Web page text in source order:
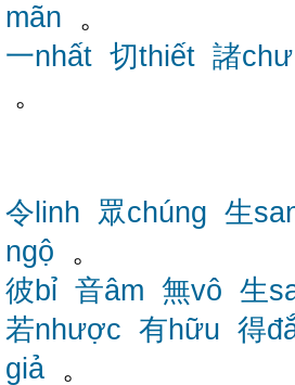
mãn 。
一nhất 切thiết 諸chư
。
令linh 眾chúng 生
ngộ 。
彼bỉ 音âm 無vô 生
若nhược 有hữu 得
giả 。